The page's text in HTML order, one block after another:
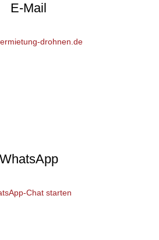
E-Mail
drohnen.de
WhatsApp
Chat starten